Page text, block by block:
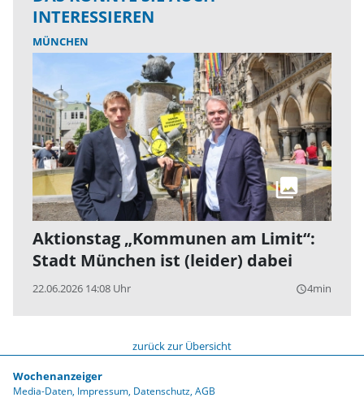
INTERESSIEREN
MÜNCHEN
Aktionstag „Kommunen am Limit“:
Stadt München ist (leider) dabei
22.06.2026 14:08 Uhr query_builder4min
zurück zur Übersicht
Wochenanzeiger
Media-Daten Impressum Datenschutz AGB